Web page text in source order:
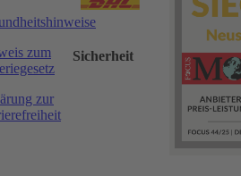
zum
zur
Sicherheit